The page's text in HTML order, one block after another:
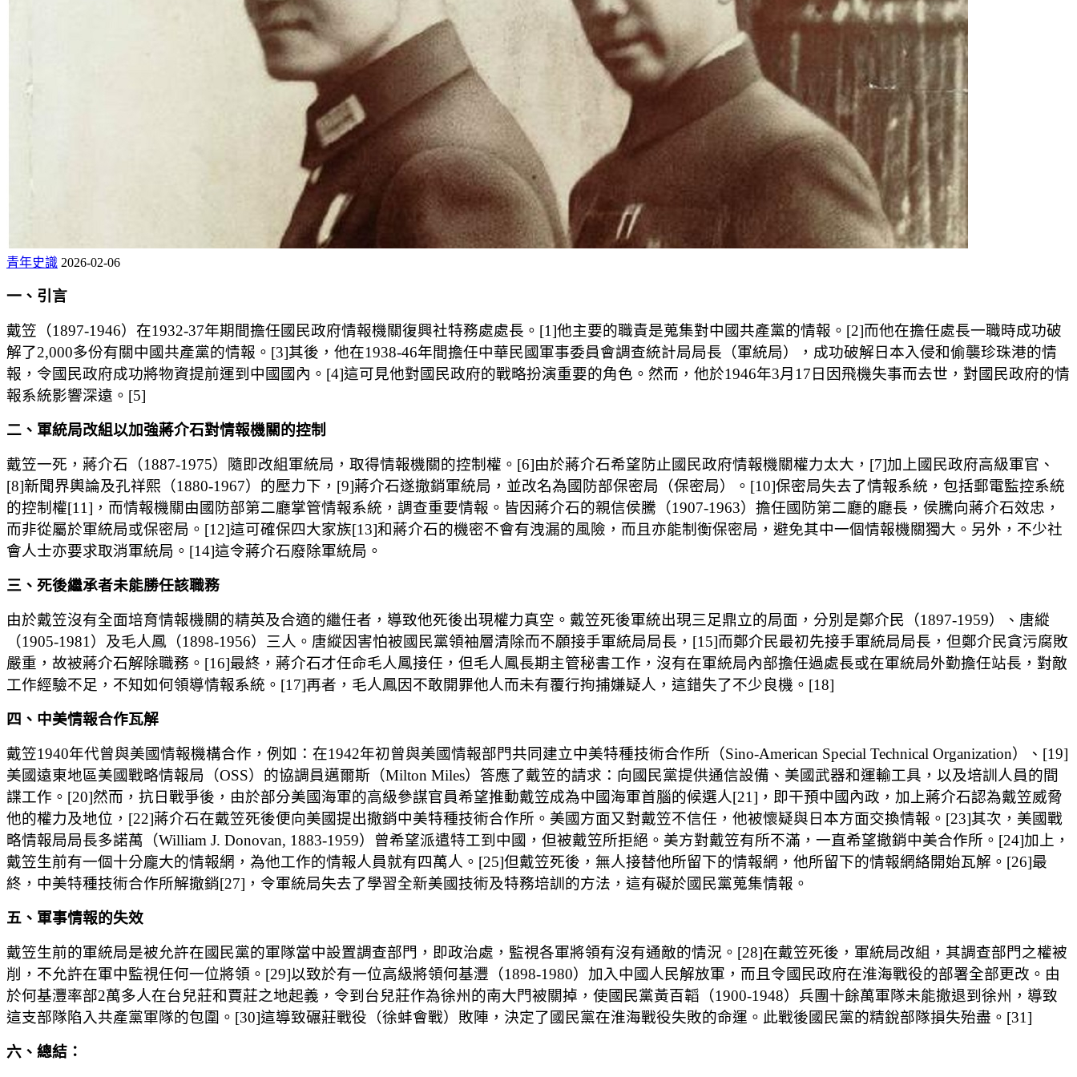
青年史識 2026-02-06
一、引言
戴笠（1897-1946）在1932-37年期間擔任國民政府情報機關復興社特務處處長。[1]他主要的職責是蒐集對中國共產黨的情報。[2]而他在擔任處長一職時成功破
解了2,000多份有關中國共產黨的情報。[3]其後，他在1938-46年間擔任中華民國軍事委員會調查統計局局長（軍統局），成功破解日本入侵和偷襲珍珠港的情
報，令國民政府成功將物資提前運到中國國內。[4]這可見他對國民政府的戰略扮演重要的角色。然而，他於1946年3月17日因飛機失事而去世，對國民政府的情
報系統影響深遠。[5]
二、軍統局改組以加強蔣介石對情報機關的控制
戴笠一死，蔣介石（1887-1975）隨即改組軍統局，取得情報機關的控制權。[6]由於蔣介石希望防止國民政府情報機關權力太大，[7]加上國民政府高級軍官、
[8]新聞界輿論及孔祥熙（1880-1967）的壓力下，[9]蔣介石遂撤銷軍統局，並改名為國防部保密局（保密局）。[10]保密局失去了情報系統，包括郵電監控系統
的控制權[11]，而情報機關由國防部第二廳掌管情報系統，調查重要情報。皆因蔣介石的親信侯騰（1907-1963）擔任國防第二廳的廳長，侯騰向蔣介石效忠，
而非從屬於軍統局或保密局。[12]這可確保四大家族[13]和蔣介石的機密不會有洩漏的風險，而且亦能制衡保密局，避免其中一個情報機關獨大。另外，不少社
會人士亦要求取消軍統局。[14]這令蔣介石廢除軍統局。
三、死後繼承者未能勝任該職務
由於戴笠沒有全面培育情報機關的精英及合適的繼任者，導致他死後出現權力真空。戴笠死後軍統出現三足鼎立的局面，分別是鄭介民（1897-1959）、唐縱
（1905-1981）及毛人鳳（1898-1956）三人。唐縱因害怕被國民黨領袖層清除而不願接手軍統局局長，[15]而鄭介民最初先接手軍統局局長，但鄭介民貪污腐敗
嚴重，故被蔣介石解除職務。[16]最終，蔣介石才任命毛人鳳接任，但毛人鳳長期主管秘書工作，沒有在軍統局內部擔任過處長或在軍統局外勤擔任站長，對敵
工作經驗不足，不知如何領導情報系統。[17]再者，毛人鳳因不敢開罪他人而未有覆行拘捕嫌疑人，這錯失了不少良機。[18]
四、中美情報合作瓦解
戴笠1940年代曾與美國情報機構合作，例如：在1942年初曾與美國情報部門共同建立中美特種技術合作所（Sino-American Special Technical Organization）、[19]
美國遠東地區美國戰略情報局（OSS）的協調員邁爾斯（Milton Miles）答應了戴笠的請求：向國民黨提供通信設備、美國武器和運輸工具，以及培訓人員的間
諜工作。[20]然而，抗日戰爭後，由於部分美國海軍的高級參謀官員希望推動戴笠成為中國海軍首腦的候選人[21]，即干預中國內政，加上蔣介石認為戴笠威脅
他的權力及地位，[22]蔣介石在戴笠死後便向美國提出撤銷中美特種技術合作所。美國方面又對戴笠不信任，他被懷疑與日本方面交換情報。[23]其次，美國戰
略情報局局長多諾萬（William J. Donovan, 1883-1959）曾希望派遣特工到中國，但被戴笠所拒絕。美方對戴笠有所不滿，一直希望撤銷中美合作所。[24]加上，
戴笠生前有一個十分龐大的情報網，為他工作的情報人員就有四萬人。[25]但戴笠死後，無人接替他所留下的情報網，他所留下的情報網絡開始瓦解。[26]最
終，中美特種技術合作所解撤銷[27]，令軍統局失去了學習全新美國技術及特務培訓的方法，這有礙於國民黨蒐集情報。
五、軍事情報的失效
戴笠生前的軍統局是被允許在國民黨的軍隊當中設置調查部門，即政治處，監視各軍將領有沒有通敵的情況。[28]在戴笠死後，軍統局改組，其調查部門之權被
削，不允許在軍中監視任何一位將領。[29]以致於有一位高級將領何基灃（1898-1980）加入中國人民解放軍，而且令國民政府在淮海戰役的部署全部更改。由
於何基灃率部2萬多人在台兒莊和賈莊之地起義，令到台兒莊作為徐州的南大門被關掉，使國民黨黃百韜（1900-1948）兵團十餘萬軍隊未能撤退到徐州，導致
這支部隊陷入共產黨軍隊的包圍。[30]這導致碾莊戰役（徐蚌會戰）敗陣，決定了國民黨在淮海戰役失敗的命運。此戰後國民黨的精銳部隊損失殆盡。[31]
六、總結：